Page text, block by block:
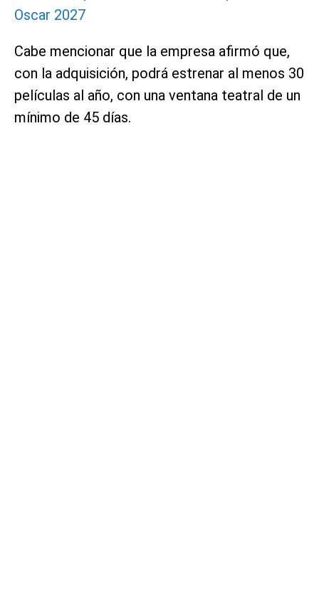
Oscar 2027
Cabe mencionar que la empresa afirmó que,
con la adquisición, podrá estrenar al menos 30
películas al año, con una ventana teatral de un
mínimo de 45 días.